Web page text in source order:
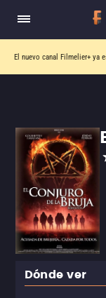
El nuevo canal Filmelier+ ya
Dónde ver